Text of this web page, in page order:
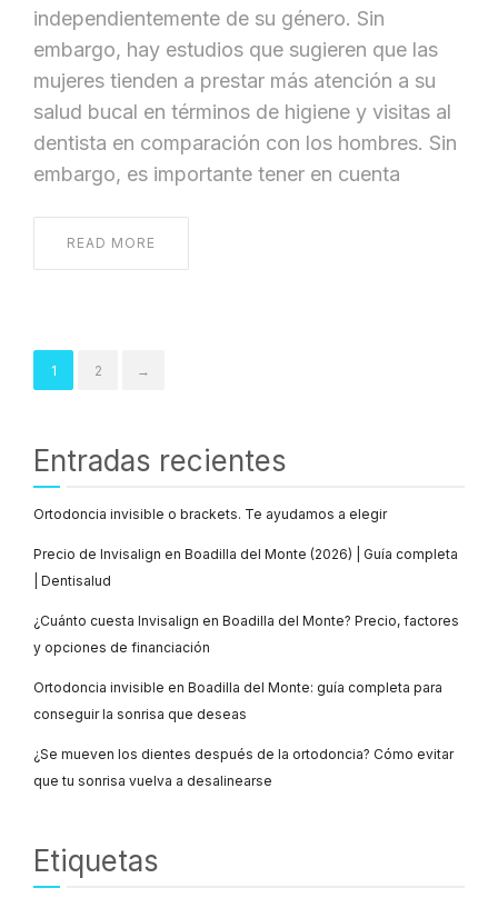
independientemente de su género. Sin
embargo, hay estudios que sugieren que las
mujeres tienden a prestar más atención a su
salud bucal en términos de higiene y visitas al
dentista en comparación con los hombres. Sin
embargo, es importante tener en cuenta
READ MORE
1 2 →
Entradas recientes
Ortodoncia invisible o brackets. Te ayudamos a elegir
Precio de Invisalign en Boadilla del Monte (2026) | Guía completa
| Dentisalud
¿Cuánto cuesta Invisalign en Boadilla del Monte? Precio, factores
y opciones de financiación
Ortodoncia invisible en Boadilla del Monte: guía completa para
conseguir la sonrisa que deseas
¿Se mueven los dientes después de la ortodoncia? Cómo evitar
que tu sonrisa vuelva a desalinearse
Etiquetas